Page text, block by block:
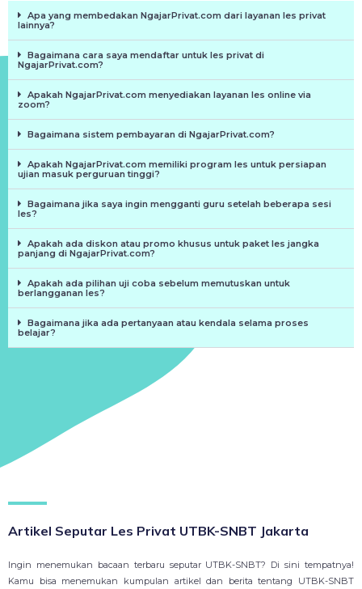
Apa yang membedakan NgajarPrivat.com dari layanan les privat
lainnya?
Bagaimana cara saya mendaftar untuk les privat di
NgajarPrivat.com?
Apakah NgajarPrivat.com menyediakan layanan les online via
zoom?
Bagaimana sistem pembayaran di NgajarPrivat.com?
Apakah NgajarPrivat.com memiliki program les untuk persiapan
ujian masuk perguruan tinggi?
Bagaimana jika saya ingin mengganti guru setelah beberapa sesi
les?
Apakah ada diskon atau promo khusus untuk paket les jangka
panjang di NgajarPrivat.com?
Apakah ada pilihan uji coba sebelum memutuskan untuk
berlangganan les?
Bagaimana jika ada pertanyaan atau kendala selama proses
belajar?
Artikel Seputar Les Privat UTBK-SNBT Jakarta
Ingin menemukan bacaan terbaru seputar UTBK-SNBT? Di sini tempatnya!
Kamu bisa menemukan kumpulan artikel dan berita tentang UTBK-SNBT